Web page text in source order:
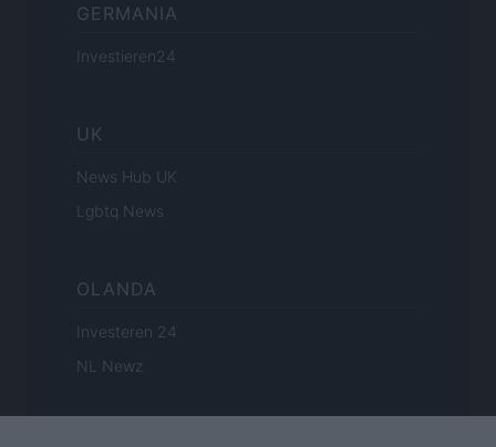
GERMANIA
Investieren24
UK
News Hub UK
Lgbtq News
OLANDA
Investeren 24
NL Newz